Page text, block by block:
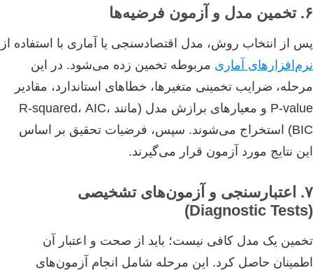
۶. تخمین مدل و آزمون فرضیه‌ها
پس از انتخاب روش، مدل اقتصادسنجی یا آماری با استفاده از
نرم‌افزارهای آماری مربوطه تخمین زده می‌شود. در این
مرحله، ضرایب تخمینی متغیرها، خطاهای استاندارد، مقادیر
P-value و معیارهای برازش مدل (مانند R-squared، AIC،
BIC) استخراج می‌شوند. سپس، فرضیات تحقیق بر اساس
این نتایج مورد آزمون قرار می‌گیرند.
۷. اعتبارسنجی و آزمون‌های تشخیصی
(Diagnostic Tests)
تخمین یک مدل کافی نیست؛ باید از صحت و اعتبار آن
اطمینان حاصل کرد. این مرحله شامل انجام آزمون‌های